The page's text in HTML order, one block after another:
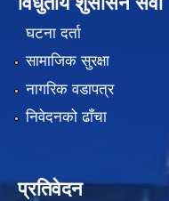
घटना दर्ता
सामाजिक सुरक्षा
नागरिक वडापत्र
निवेदनको ढाँचा
प्रतिवेदन